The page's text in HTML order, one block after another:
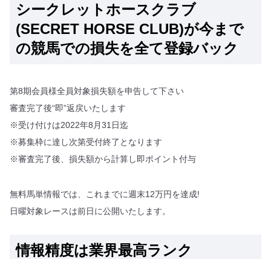
シークレットホースクラブ
(SECRET HORSE CLUB)が今まで
の競馬での損失を全て登録バック
第8期会員様全員対象損失額を申告して下さい
審査完了後“即”返戻いたします
※受け付けは2022年8月31日迄
※募集枠に達し次第受付終了となります
※審査完了後、損失額から計算し即ポイント付与
無料馬単情報では、これまでに週末12万円を達成!
日曜対象レースは前日に公開いたします。
情報精度は業界最高ランク